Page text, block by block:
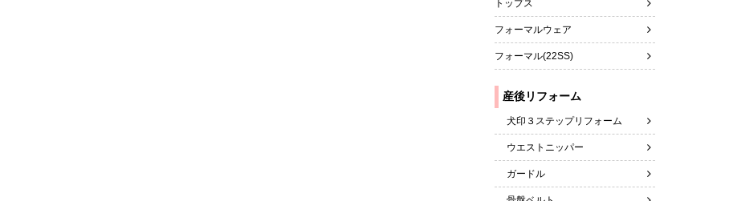
トップス
フォーマルウェア
フォーマル(22SS)
犬印３ステップリフォーム
ウエストニッパー
ガードル